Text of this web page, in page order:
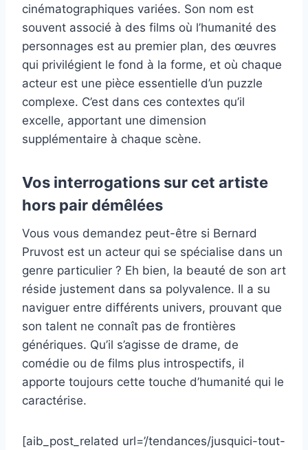
cinématographiques variées. Son nom est
souvent associé à des films où l’humanité des
personnages est au premier plan, des œuvres
qui privilégient le fond à la forme, et où chaque
acteur est une pièce essentielle d’un puzzle
complexe. C’est dans ces contextes qu’il
excelle, apportant une dimension
supplémentaire à chaque scène.
Vos interrogations sur cet artiste
hors pair démêlées
Vous vous demandez peut-être si Bernard
Pruvost est un acteur qui se spécialise dans un
genre particulier ? Eh bien, la beauté de son art
réside justement dans sa polyvalence. Il a su
naviguer entre différents univers, prouvant que
son talent ne connaît pas de frontières
génériques. Qu’il s’agisse de drame, de
comédie ou de films plus introspectifs, il
apporte toujours cette touche d’humanité qui le
caractérise.
[aib_post_related url=’/tendances/jusquici-tout-